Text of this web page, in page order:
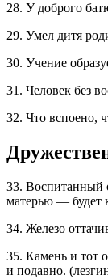
28. У доброго
29. Умел дитя
30. Учение
31. Человек без
32. Что вспоено,
33. Воспитанный
матерью — будет
34. Железо
35. Камень и тот
и подавно.